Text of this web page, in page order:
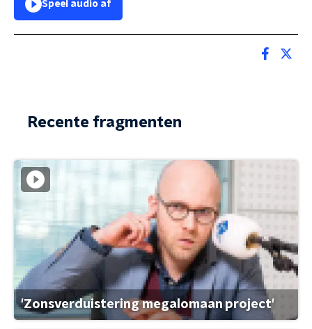
Speel audio af
Recente fragmenten
'Zonsverduistering megalomaan project'